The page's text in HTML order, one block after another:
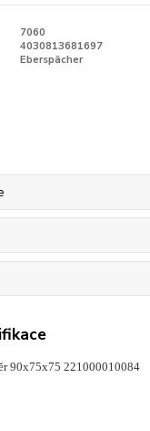
7060
4030813681697
Eberspächer
90x75x75 221000010084